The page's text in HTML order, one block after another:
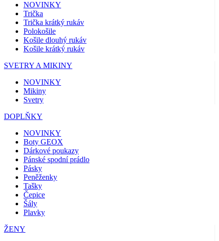
NOVINKY
Trička
Trička krátký rukáv
Polokošile
Košile dlouhý rukáv
Košile krátký rukáv
SVETRY A MIKINY
NOVINKY
Mikiny
Svetry
DOPLŇKY
NOVINKY
Boty GEOX
Dárkové poukazy
Pánské spodní prádlo
Pásky
Peněženky
Tašky
Čepice
Šály
Plavky
ŽENY